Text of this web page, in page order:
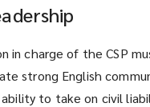
in charge of the CSP
strong English
to take on civil